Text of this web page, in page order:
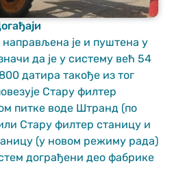
je и пуштена у
да је у систему већ 54
датира такође из тог
Стару филтер
питке воде Штранд (по
Стару филтер станицу и
(у новом режиму рада)
дограђени део фабрике